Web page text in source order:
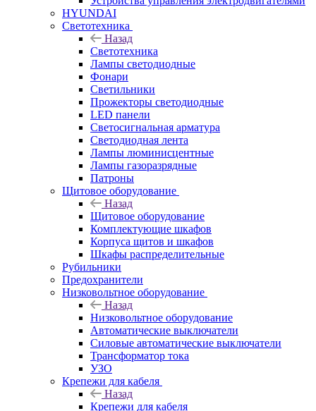
HYUNDAI
Светотехника
Назад
Светотехника
Лампы светодиодные
Фонари
Светильники
Прожекторы светодиодные
LED панели
Светосигнальная арматура
Светодиодная лента
Лампы люминисцентные
Лампы газоразрядные
Патроны
Щитовое оборудование
Назад
Щитовое оборудование
Комплектующие шкафов
Корпуса щитов и шкафов
Шкафы распределительные
Рубильники
Предохранители
Низковольтное оборудование
Назад
Низковольтное оборудование
Автоматические выключатели
Силовые автоматические выключатели
Трансформатор тока
УЗО
Крепежи для кабеля
Назад
Крепежи для кабеля